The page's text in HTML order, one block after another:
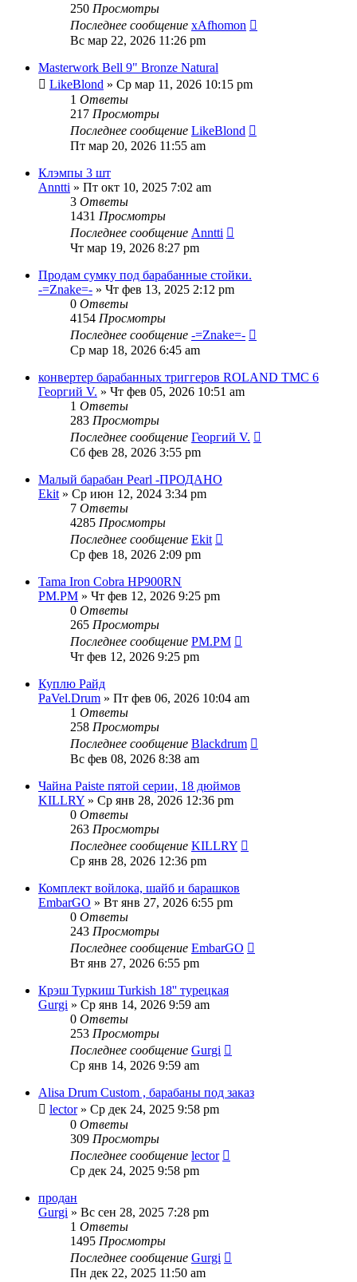
250 Просмотры
Последнее сообщение xAfhomon
Вс мар 22, 2026 11:26 pm
Masterwork Bell 9" Bronze Natural
LikeBlond » Ср мар 11, 2026 10:15 pm
1 Ответы
217 Просмотры
Последнее сообщение LikeBlond
Пт мар 20, 2026 11:55 am
Клэмпы 3 шт
Anntti » Пт окт 10, 2025 7:02 am
3 Ответы
1431 Просмотры
Последнее сообщение Anntti
Чт мар 19, 2026 8:27 pm
Продам сумку под барабанные стойки.
-=Znake=- » Чт фев 13, 2025 2:12 pm
0 Ответы
4154 Просмотры
Последнее сообщение -=Znake=-
Ср мар 18, 2026 6:45 am
конвертер барабанных триггеров ROLAND TMC 6
Георгий V. » Чт фев 05, 2026 10:51 am
1 Ответы
283 Просмотры
Последнее сообщение Георгий V.
Сб фев 28, 2026 3:55 pm
Малый барабан Pearl -ПРОДАНО
Ekit » Ср июн 12, 2024 3:34 pm
7 Ответы
4285 Просмотры
Последнее сообщение Ekit
Ср фев 18, 2026 2:09 pm
Tama Iron Cobra HP900RN
PM.PM » Чт фев 12, 2026 9:25 pm
0 Ответы
265 Просмотры
Последнее сообщение PM.PM
Чт фев 12, 2026 9:25 pm
Куплю Райд
PaVel.Drum » Пт фев 06, 2026 10:04 am
1 Ответы
258 Просмотры
Последнее сообщение Blackdrum
Вс фев 08, 2026 8:38 am
Чайна Paiste пятой серии, 18 дюймов
KILLRY » Ср янв 28, 2026 12:36 pm
0 Ответы
263 Просмотры
Последнее сообщение KILLRY
Ср янв 28, 2026 12:36 pm
Комплект войлока, шайб и барашков
EmbarGO » Вт янв 27, 2026 6:55 pm
0 Ответы
243 Просмотры
Последнее сообщение EmbarGO
Вт янв 27, 2026 6:55 pm
Крэш Туркиш Turkish 18'' турецкая
Gurgi » Ср янв 14, 2026 9:59 am
0 Ответы
253 Просмотры
Последнее сообщение Gurgi
Ср янв 14, 2026 9:59 am
Alisa Drum Custom , барабаны под заказ
lector» Ср дек 24, 2025 9:58 pm
0 Ответы
309 Просмотры
Последнее сообщение lector
Ср дек 24, 2025 9:58 pm
продан
Gurgi » Вс сен 28, 2025 7:28 pm
1 Ответы
1495 Просмотры
Последнее сообщение Gurgi
Пн дек 22, 2025 11:50 am